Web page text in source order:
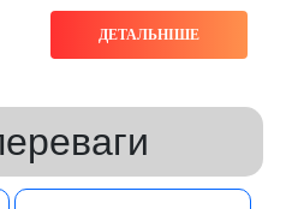
ДЕТАЛЬНІШЕ